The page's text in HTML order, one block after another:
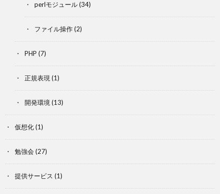
perlモジュール(34)
ファイル操作(2)
PHP (7)
正規表現 (1)
開発環境 (13)
仮想化(1)
勉強会 (27)
提供サービス (1)